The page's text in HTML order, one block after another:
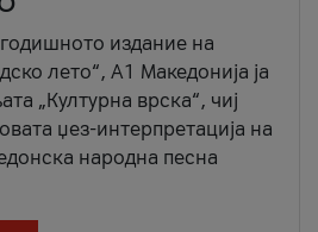
издание на
лето“, А1 Македонија ја
„Културна врска“, чиј
џез-интерпретација на
народна песна